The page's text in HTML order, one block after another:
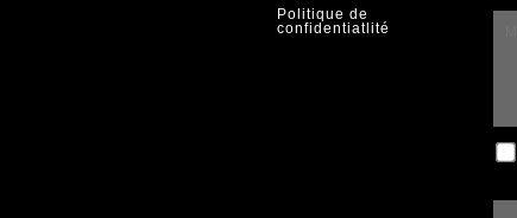
Politique de
confidentiatlité